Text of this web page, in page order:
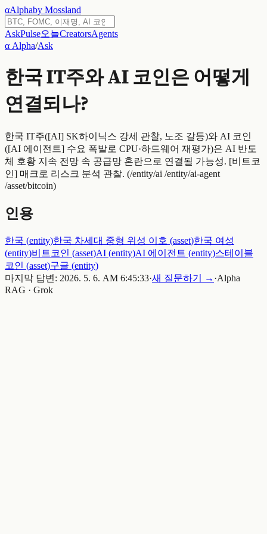
αAlphaby Mossland
AskPulse오늘CreatorsAgents
α Alpha/Ask
한국 IT주와 AI 코인은 어떻게
연결되나?
한국 IT주([AI] SK하이닉스 강세 관찰, 노조 갈등)와 AI 코인
([AI 에이전트] 수요 폭발로 CPU·하드웨어 재평가)은 AI 반도
체 호황 지속 전망 속 공급망 혼란으로 연결될 가능성. [비트코
인] 매크로 리스크 분석 관찰. (/entity/ai /entity/ai-agent
/asset/bitcoin)
인용
한국 (entity)한국 차세대 중형 위성 이호 (asset)한국 여성
(entity)비트코인 (asset)AI (entity)AI 에이전트 (entity)스테이블
코인 (asset)구글 (entity)
마지막 답변: 2026. 5. 6. AM 6:45:33·새 질문하기 → ·Alpha
RAG · Grok